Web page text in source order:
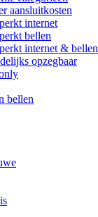
aansluitkosten
internet
bellen
internet & bellen
opzegbaar
bellen